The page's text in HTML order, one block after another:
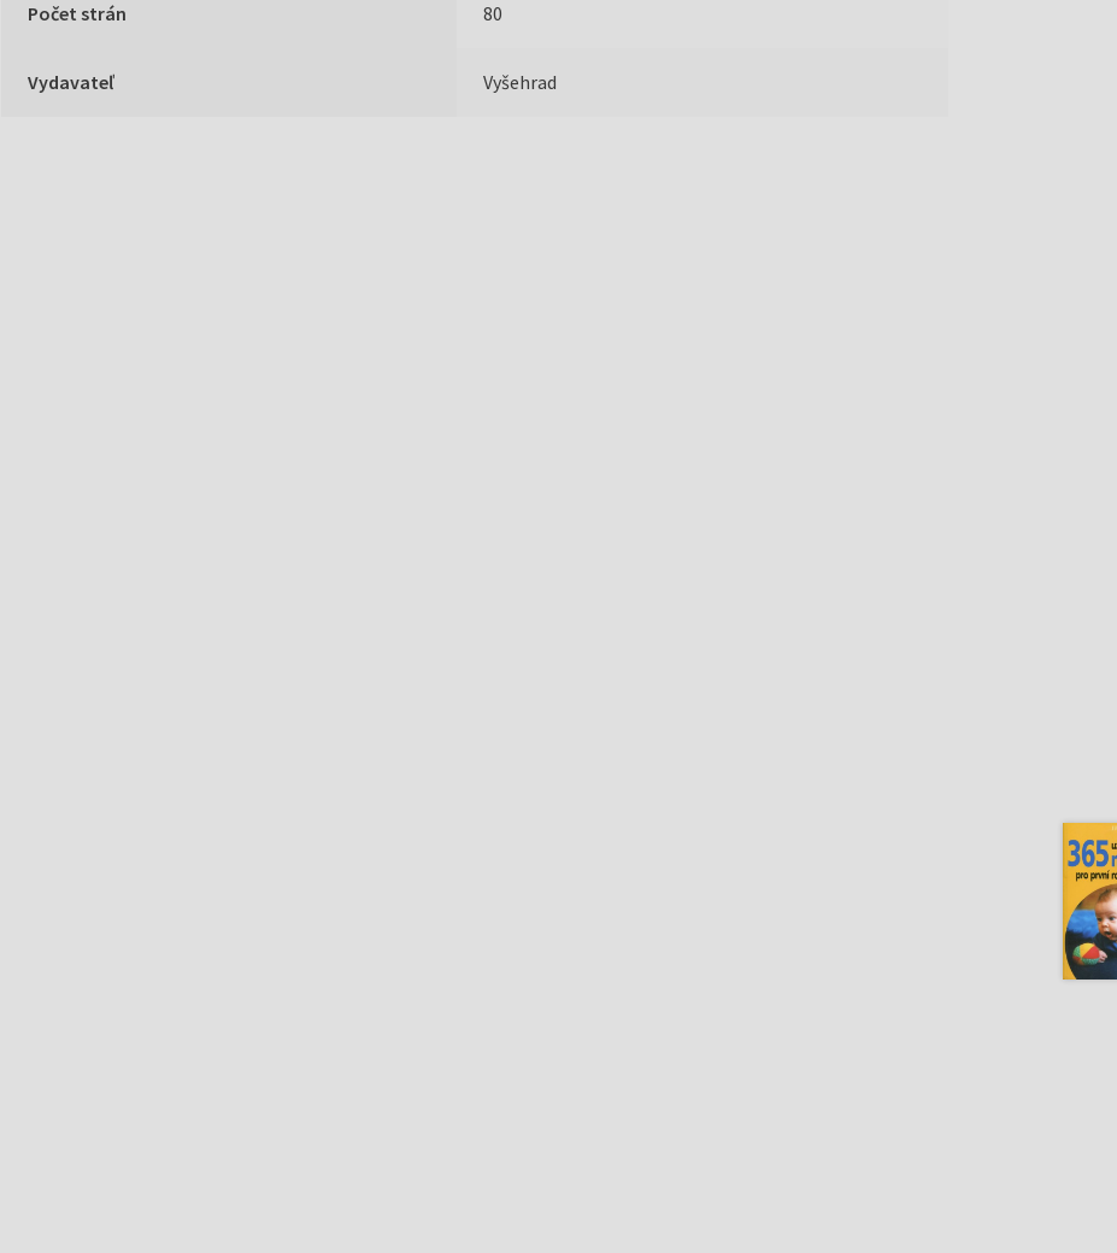
Počet strán 80
Vydavateľ Vyšehrad